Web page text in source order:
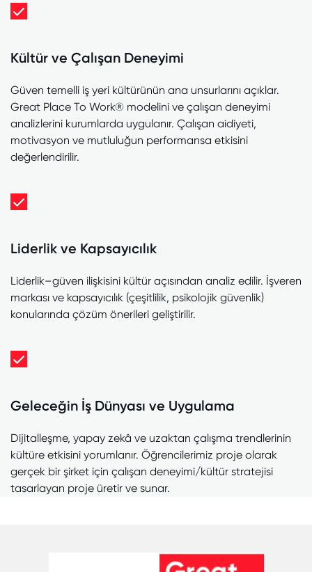
Kültür ve Çalışan Deneyimi
Güven temelli iş yeri kültürünün ana unsurlarını açıklar.
Great Place To Work® modelini ve çalışan deneyimi
analizlerini kurumlarda uygulanır. Çalışan aidiyeti,
motivasyon ve mutluluğun performansa etkisini
değerlendirilir.
Liderlik ve Kapsayıcılık
Liderlik–güven ilişkisini kültür açısından analiz edilir. İşveren
markası ve kapsayıcılık (çeşitlilik, psikolojik güvenlik)
konularında çözüm önerileri geliştirilir.
Geleceğin İş Dünyası ve Uygulama
Dijitalleşme, yapay zekâ ve uzaktan çalışma trendlerinin
kültüre etkisini yorumlanır. Öğrencilerimiz proje olarak
gerçek bir şirket için çalışan deneyimi/kültür stratejisi
tasarlayan proje üretir ve sunar.